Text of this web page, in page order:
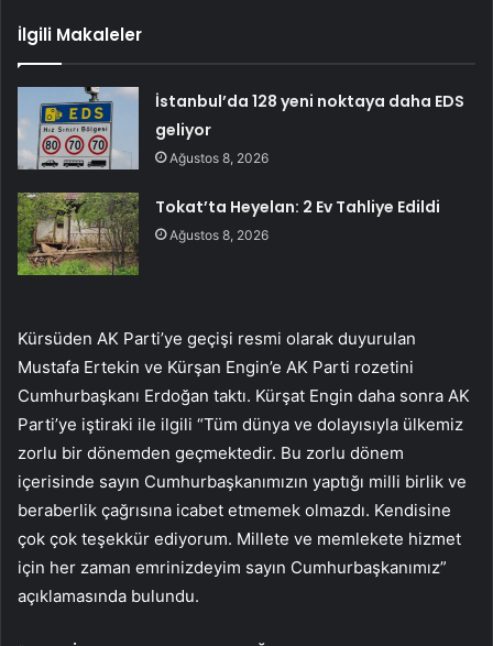
İlgili Makaleler
İstanbul’da 128 yeni noktaya daha EDS
geliyor
Ağustos 8, 2026
Tokat’ta Heyelan: 2 Ev Tahliye Edildi
Ağustos 8, 2026
Kürsüden AK Parti’ye geçişi resmi olarak duyurulan
Mustafa Ertekin ve Kürşan Engin’e AK Parti rozetini
Cumhurbaşkanı Erdoğan taktı. Kürşat Engin daha sonra AK
Parti’ye iştiraki ile ilgili “Tüm dünya ve dolayısıyla ülkemiz
zorlu bir dönemden geçmektedir. Bu zorlu dönem
içerisinde sayın Cumhurbaşkanımızın yaptığı milli birlik ve
beraberlik çağrısına icabet etmemek olmazdı. Kendisine
çok çok teşekkür ediyorum. Millete ve memlekete hizmet
için her zaman emrinizdeyim sayın Cumhurbaşkanımız”
açıklamasında bulundu.